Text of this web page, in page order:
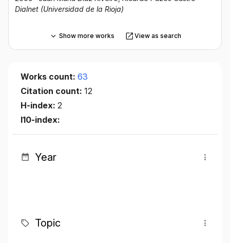
Dialnet (Universidad de la Rioja)
Show more works View as search
Works count: 63
Citation count: 12
H-index: 2
I10-index:
Year
Topic